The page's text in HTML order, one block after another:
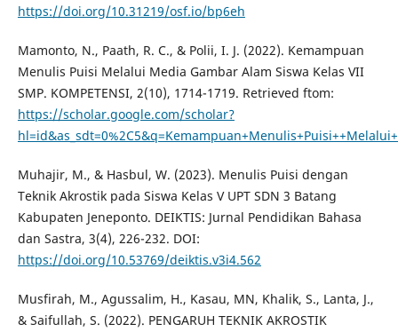
https://doi.org/10.31219/osf.io/bp6eh
Mamonto, N., Paath, R. C., & Polii, I. J. (2022). Kemampuan
Menulis Puisi Melalui Media Gambar Alam Siswa Kelas VII
SMP. KOMPETENSI, 2(10), 1714-1719. Retrieved ftom:
https://scholar.google.com/scholar?
Muhajir, M., & Hasbul, W. (2023). Menulis Puisi dengan
Teknik Akrostik pada Siswa Kelas V UPT SDN 3 Batang
Kabupaten Jeneponto. DEIKTIS: Jurnal Pendidikan Bahasa
dan Sastra, 3(4), 226-232. DOI:
https://doi.org/10.53769/deiktis.v3i4.562
Musfirah, M., Agussalim, H., Kasau, MN, Khalik, S., Lanta, J.,
& Saifullah, S. (2022). PENGARUH TEKNIK AKROSTIK